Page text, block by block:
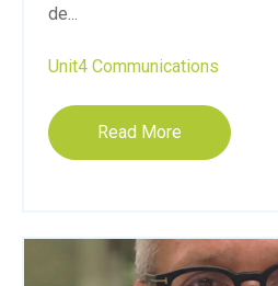
de...
Unit4 Communications
Read More